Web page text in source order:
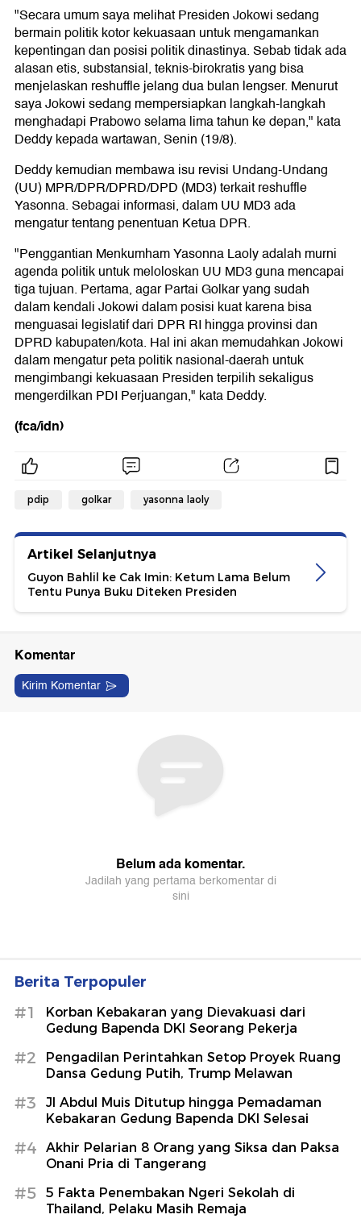
"Secara umum saya melihat Presiden Jokowi sedang
bermain politik kotor kekuasaan untuk mengamankan
kepentingan dan posisi politik dinastinya. Sebab tidak ada
alasan etis, substansial, teknis-birokratis yang bisa
menjelaskan reshuffle jelang dua bulan lengser. Menurut
saya Jokowi sedang mempersiapkan langkah-langkah
menghadapi Prabowo selama lima tahun ke depan," kata
Deddy kepada wartawan, Senin (19/8).
Deddy kemudian membawa isu revisi Undang-Undang
(UU) MPR/DPR/DPRD/DPD (MD3) terkait reshuffle
Yasonna. Sebagai informasi, dalam UU MD3 ada
mengatur tentang penentuan Ketua DPR.
"Penggantian Menkumham Yasonna Laoly adalah murni
agenda politik untuk meloloskan UU MD3 guna mencapai
tiga tujuan. Pertama, agar Partai Golkar yang sudah
dalam kendali Jokowi dalam posisi kuat karena bisa
menguasai legislatif dari DPR RI hingga provinsi dan
DPRD kabupaten/kota. Hal ini akan memudahkan Jokowi
dalam mengatur peta politik nasional-daerah untuk
mengimbangi kekuasaan Presiden terpilih sekaligus
mengerdilkan PDI Perjuangan," kata Deddy.
(fca/idn)
pdip golkar yasonna laoly
Artikel Selanjutnya
Guyon Bahlil ke Cak Imin: Ketum Lama Belum
Tentu Punya Buku Diteken Presiden
Berita Terpopuler
#1
Korban Kebakaran yang Dievakuasi dari
Gedung Bapenda DKI Seorang Pekerja
#2
Pengadilan Perintahkan Setop Proyek Ruang
Dansa Gedung Putih, Trump Melawan
#3
Jl Abdul Muis Ditutup hingga Pemadaman
Kebakaran Gedung Bapenda DKI Selesai
#4
Akhir Pelarian 8 Orang yang Siksa dan Paksa
Onani Pria di Tangerang
#5
5 Fakta Penembakan Ngeri Sekolah di
Thailand, Pelaku Masih Remaja